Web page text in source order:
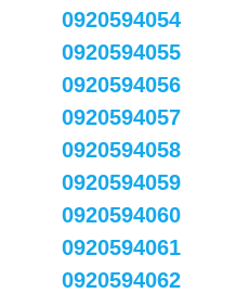
0920594054
0920594055
0920594056
0920594057
0920594058
0920594059
0920594060
0920594061
0920594062